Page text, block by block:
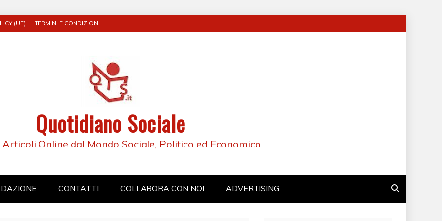
(UE) TERMINI E CONDIZIONI
Quotidiano Sociale
Articoli Online dal Mondo Sociale, Politico ed Economico
CONTATTI COLLABORA CON NOI ADVERTISING